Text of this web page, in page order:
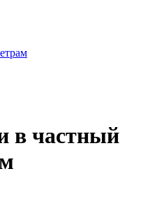
в частный